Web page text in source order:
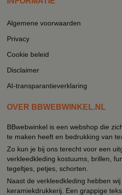
Algemene voorwaarden
Privacy
Cookie beleid
Disclaimer
AI-transparantieverklaring
OVER BBWEBWINKEL.NL
BBwebwinkel is een webshop die
te maken heeft en bedrukking van
Zo kun je bij ons terecht voor een
verkleedkleding kostuums, brillen,
tegeltjes, petjes, schorten.
Naast de verkleedkleding hebben
keramiekdrukkerij. Een grappige